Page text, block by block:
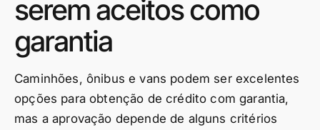
serem aceitos como
garantia
Caminhões, ônibus e vans podem ser excelentes
opções para obtenção de crédito com garantia,
mas a aprovação depende de alguns critérios